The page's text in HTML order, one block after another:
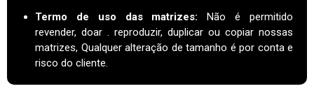
Termo de uso das matrizes:
Não é permitido
revender, doar . reproduzir, duplicar ou copiar nossas
matrizes, Qualquer alteração de tamanho é por conta e
risco do cliente.